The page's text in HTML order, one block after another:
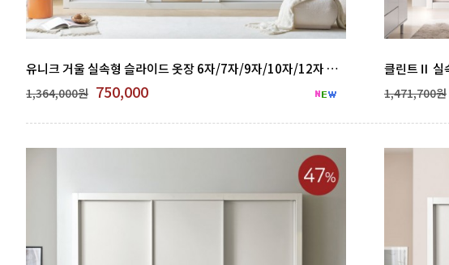
유니크 거울 실속형 슬라이드 옷장 6자/7자/9자/10자/12자 GNB 500-05
1,364,000원 750,000 1,471,700원